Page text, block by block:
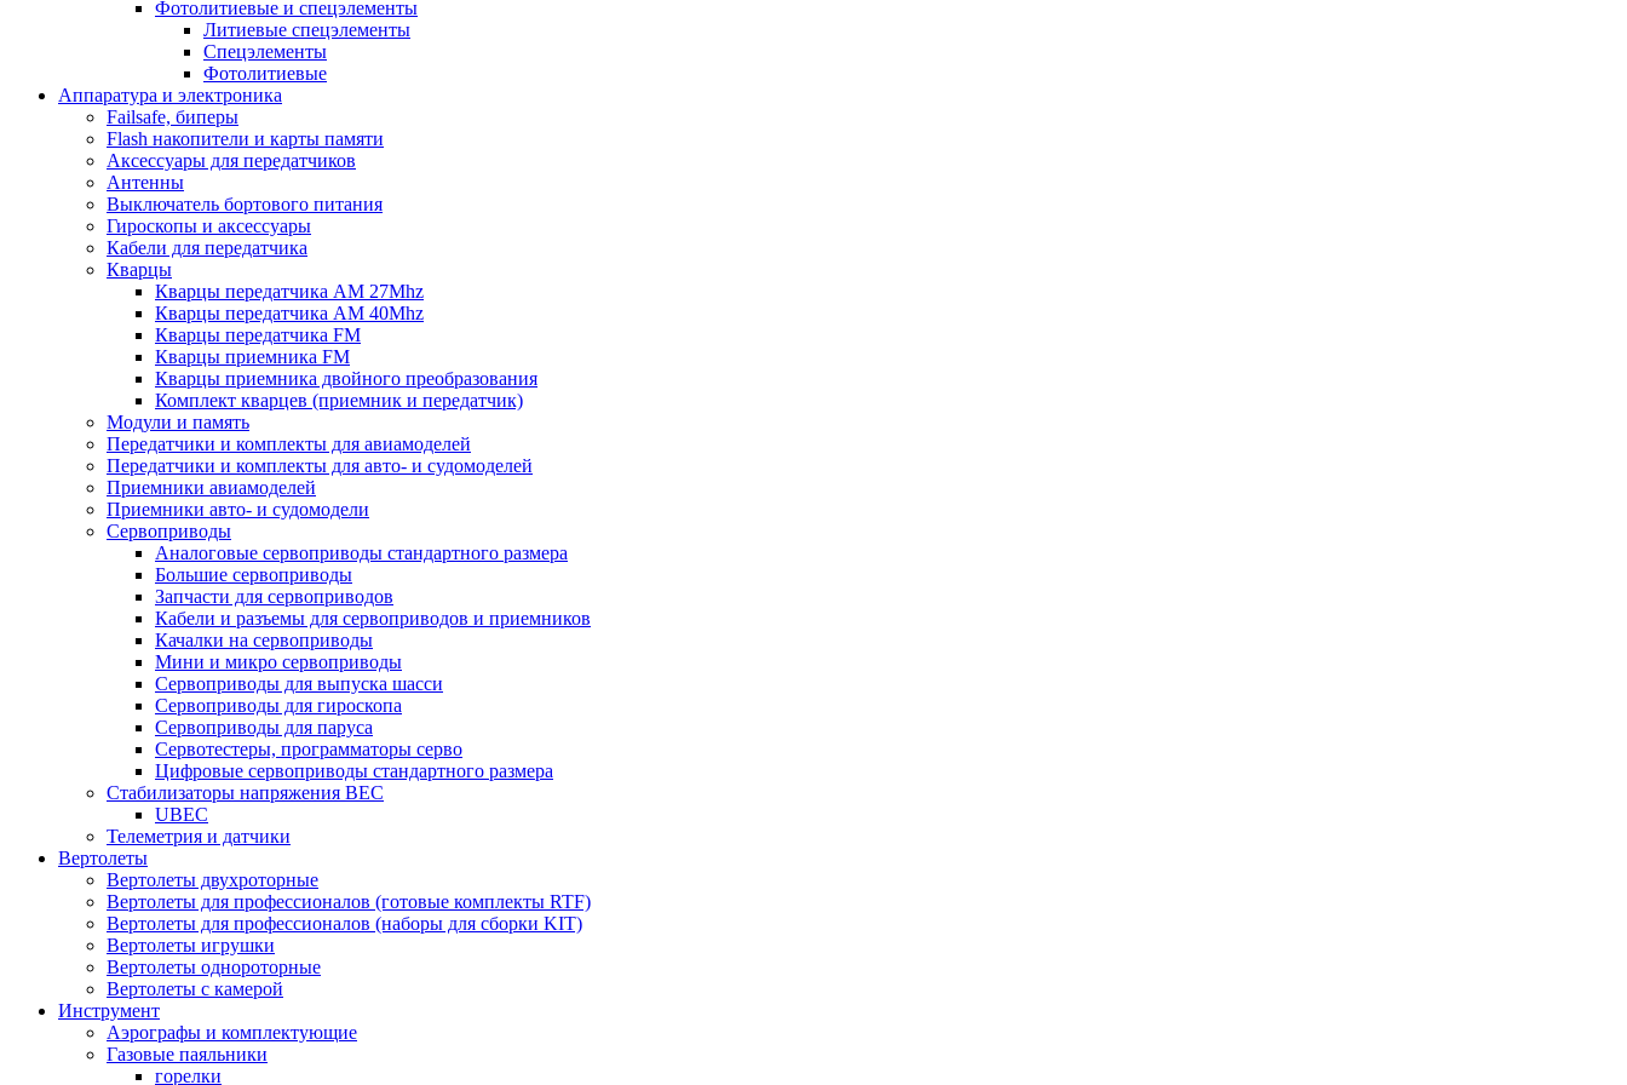
Фотолитиевые и спецэлементы
Литиевые спецэлементы
Спецэлементы
Фотолитиевые
Аппаратура и электроника
Failsafe, биперы
Flash накопители и карты памяти
Аксессуары для передатчиков
Антенны
Выключатель бортового питания
Гироскопы и аксессуары
Кабели для передатчика
Кварцы
Кварцы передатчика AM 27Mhz
Кварцы передатчика AM 40Mhz
Кварцы передатчика FM
Кварцы приемника FM
Кварцы приемника двойного преобразования
Комплект кварцев (приемник и передатчик)
Модули и память
Передатчики и комплекты для авиамоделей
Передатчики и комплекты для авто- и судомоделей
Приемники авиамоделей
Приемники авто- и судомодели
Сервоприводы
Аналоговые сервоприводы стандартного размера
Большие сервоприводы
Запчасти для сервоприводов
Кабели и разъемы для сервоприводов и приемников
Качалки на сервоприводы
Мини и микро сервоприводы
Сервоприводы для выпуска шасси
Сервоприводы для гироскопа
Сервоприводы для паруса
Сервотестеры, программаторы серво
Цифровые сервоприводы стандартного размера
Стабилизаторы напряжения BEC
UBEC
Телеметрия и датчики
Вертолеты
Вертолеты двухроторные
Вертолеты для профессионалов (готовые комплекты RTF)
Вертолеты для профессионалов (наборы для сборки KIT)
Вертолеты игрушки
Вертолеты однороторные
Вертолеты с камерой
Инструмент
Аэрографы и комплектующие
Газовые паяльники
горелки